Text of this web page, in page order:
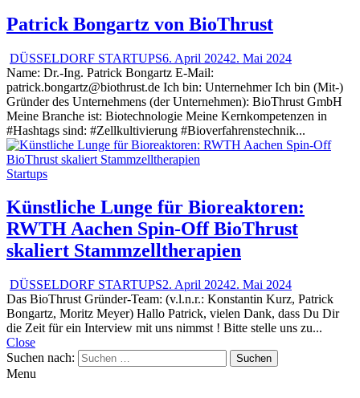
Patrick Bongartz von BioThrust
DÜSSELDORF STARTUPS6. April 20242. Mai 2024
Name: Dr.-Ing. Patrick Bongartz E-Mail:
patrick.bongartz@biothrust.de Ich bin: Unternehmer Ich bin (Mit-)
Gründer des Unternehmens (der Unternehmen): BioThrust GmbH
Meine Branche ist: Biotechnologie Meine Kernkompetenzen in
#Hashtags sind: #Zellkultivierung #Bioverfahrenstechnik...
Startups
Künstliche Lunge für Bioreaktoren:
RWTH Aachen Spin-Off BioThrust
skaliert Stammzelltherapien
DÜSSELDORF STARTUPS2. April 20242. Mai 2024
Das BioThrust Gründer-Team: (v.l.n.r.: Konstantin Kurz, Patrick
Bongartz, Moritz Meyer) Hallo Patrick, vielen Dank, dass Du Dir
die Zeit für ein Interview mit uns nimmst ! Bitte stelle uns zu...
Close
Suchen nach:
Menu